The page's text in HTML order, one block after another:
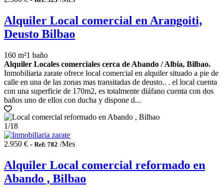
Alquiler Local comercial en Arangoiti,
Deusto Bilbao
160 m²1 baño
Alquiler Locales comerciales cerca de Abando / Albia, Bilbao.
Inmobiliaria zarate ofrece local comercial en alquiler situado a pie de
calle en una de las zonas mas transitadas de deusto.. . el local cuenta
con una superficie de 170m2, es totalmente diáfano cuenta con dos
baños uno de ellos con ducha y dispone d...
1/18
2.950 € - Ref: 782 /Mes
Alquiler Local comercial reformado en
Abando , Bilbao